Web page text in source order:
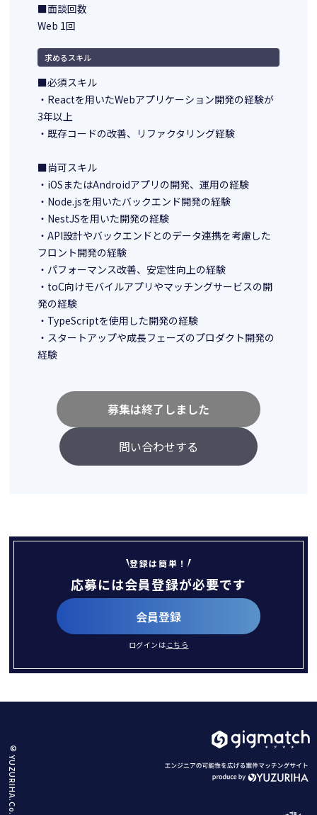
■面談回数
Web 1回
求めるスキル
■必須スキル
・Reactを用いたWebアプリケーション開発の経験が
3年以上
・既存コードの改善、リファクタリング経験
■尚可スキル
・iOSまたはAndroidアプリの開発、運用の経験
・Node.jsを用いたバックエンド開発の経験
・NestJSを用いた開発の経験
・API設計やバックエンドとのデータ連携を考慮した
フロント開発の経験
・パフォーマンス改善、安定性向上の経験
・toC向けモバイルアプリやマッチングサービスの開
発の経験
・TypeScriptを使用した開発の経験
・スタートアップや成長フェーズのプロダクト開発の
経験
問い合わせする
募集は終了しました
登録は簡単！
応募には会員登録が必要です
会員登録
ログインは こちら
© YUZURIHA.Co.,Ltd